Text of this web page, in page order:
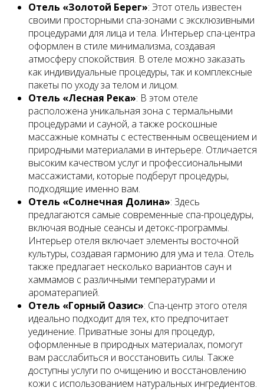
Отель «Золотой Берег»: Этот отель известен
своими просторными спа-зонами с эксклюзивными
процедурами для лица и тела. Интерьер спа-центра
оформлен в стиле минимализма, создавая
атмосферу спокойствия. В отеле можно заказать
как индивидуальные процедуры, так и комплексные
пакеты по уходу за телом и лицом.
Отель «Лесная Река»: В этом отеле
расположена уникальная зона с термальными
процедурами и сауной, а также роскошные
массажные комнаты с естественным освещением и
природными материалами в интерьере. Отличается
высоким качеством услуг и профессиональными
массажистами, которые подберут процедуры,
подходящие именно вам.
Отель «Солнечная Долина»: Здесь
предлагаются самые современные спа-процедуры,
включая водные сеансы и детокс-программы.
Интерьер отеля включает элементы восточной
культуры, создавая гармонию для ума и тела. Отель
также предлагает несколько вариантов саун и
хаммамов с различными температурами и
ароматерапией.
Отель «Горный Оазис»: Спа-центр этого отеля
идеально подходит для тех, кто предпочитает
уединение. Приватные зоны для процедур,
оформленные в природных материалах, помогут
вам расслабиться и восстановить силы. Также
доступны услуги по очищению и восстановлению
кожи с использованием натуральных ингредиентов.